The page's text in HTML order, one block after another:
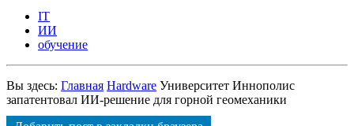
IT
ИИ
обучение
Вы здесь: Главная Hardware Университет Иннополис
запатентовал ИИ-решение для горной геомеханики